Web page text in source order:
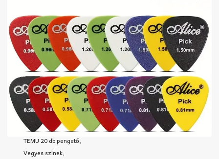
TEMU 20 db pengető,
Vegyes színek,